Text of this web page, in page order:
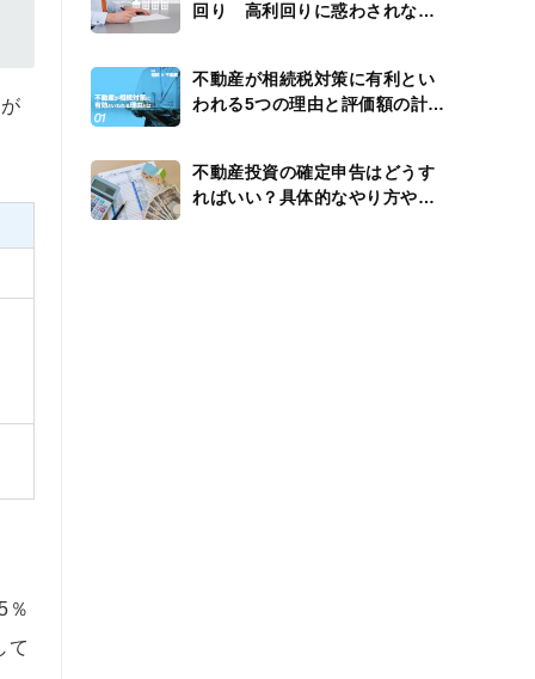
％
て
回り 高利回りに惑わされない
不動産が相続税対策に有利とい
われる5つの理由と評価額の計算
不動産投資の確定申告はどうす
ればいい？具体的なやり方や還